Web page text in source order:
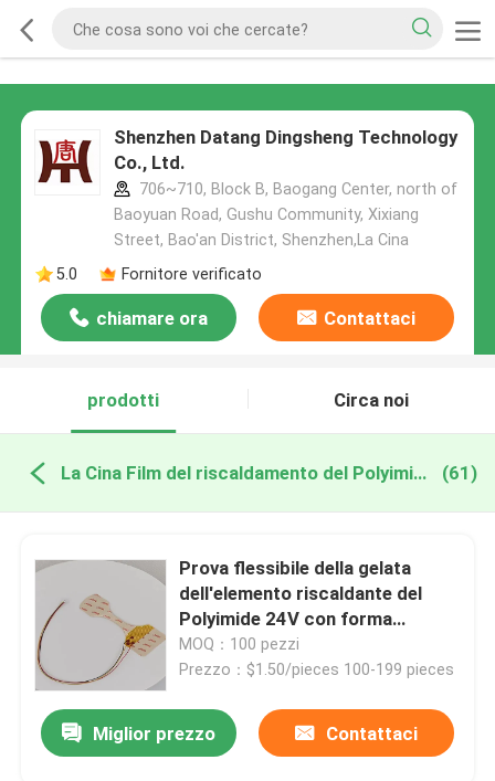
Shenzhen Datang Dingsheng Technology
Co., Ltd.
706~710, Block B, Baogang Center, north of
Baoyuan Road, Gushu Community, Xixiang
Street, Bao'an District, Shenzhen,La Cina
5.0
Fornitore verificato
chiamare ora Contattaci
prodotti Circa noi
La Cina Film del riscaldamento del Polyimide (61)
Prova flessibile della gelata
dell'elemento riscaldante del
Polyimide 24V con forma
speciale
MOQ：100 pezzi
Prezzo：$1.50/pieces 100-199 pieces
Miglior prezzo Contattaci